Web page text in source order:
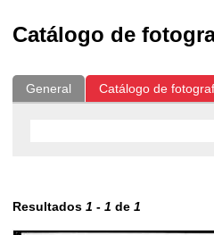
Catálogo de
General Catálogo de
Resultados 1 - 1 de 1